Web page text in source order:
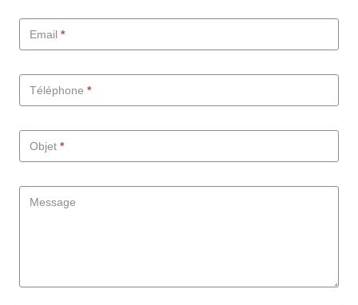
Email *
Téléphone *
Objet *
Message